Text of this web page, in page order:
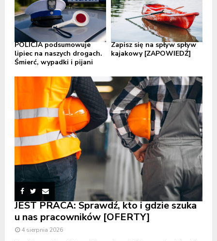
POLICJA podsumowuje
lipiec na naszych drogach.
Śmierć, wypadki i pijani
Zapisz się na spływ spływ
kajakowy [ZAPOWIEDŹ]
JEST PRACA: Sprawdź, kto i gdzie szuka
u nas pracowników [OFERTY]
4 sierpnia 2026